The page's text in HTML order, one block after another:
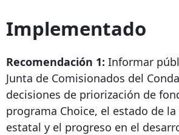
Implementado
Recomendación 1: Informar
Junta de Comisionados del
decisiones de priorización de
programa Choice, el estado de
estatal y el progreso en el